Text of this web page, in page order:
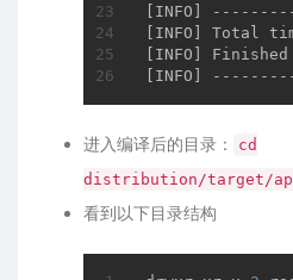
[INFO]
[INFO] Total
[INFO]
[INFO]
进入编译后的目录：
cd
distribution/target/
看到以下目录结构